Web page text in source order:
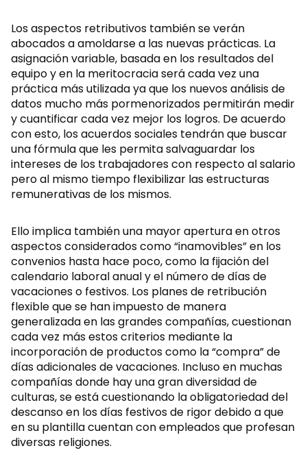
Los aspectos retributivos también se verán
abocados a amoldarse a las nuevas prácticas. La
asignación variable, basada en los resultados del
equipo y en la meritocracia será cada vez una
práctica más utilizada ya que los nuevos análisis de
datos mucho más pormenorizados permitirán medir
y cuantificar cada vez mejor los logros. De acuerdo
con esto, los acuerdos sociales tendrán que buscar
una fórmula que les permita salvaguardar los
intereses de los trabajadores con respecto al salario
pero al mismo tiempo flexibilizar las estructuras
remunerativas de los mismos.
Ello implica también una mayor apertura en otros
aspectos considerados como “inamovibles” en los
convenios hasta hace poco, como la fijación del
calendario laboral anual y el número de días de
vacaciones o festivos. Los planes de retribución
flexible que se han impuesto de manera
generalizada en las grandes compañías, cuestionan
cada vez más estos criterios mediante la
incorporación de productos como la “compra” de
días adicionales de vacaciones. Incluso en muchas
compañías donde hay una gran diversidad de
culturas, se está cuestionando la obligatoriedad del
descanso en los días festivos de rigor debido a que
en su plantilla cuentan con empleados que profesan
diversas religiones.